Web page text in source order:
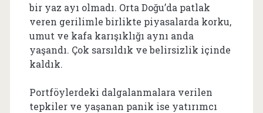
bir yaz ayı olmadı. Orta Doğu’da patlak
veren gerilimle birlikte piyasalarda korku,
umut ve kafa karışıklığı aynı anda
yaşandı. Çok sarsıldık ve belirsizlik içinde
kaldık.
Portföylerdeki dalgalanmalara verilen
tepkiler ve yaşanan panik ise yatırımcı